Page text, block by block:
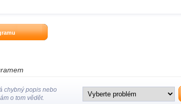
chybný popis nebo
o tom vědět.